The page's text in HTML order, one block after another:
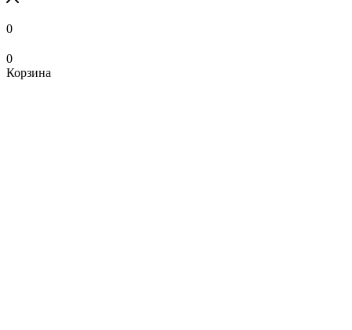
0
0
Корзина